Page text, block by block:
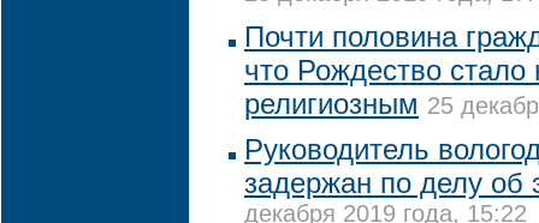
Почти половина
что Рождество стало
религиозным 25
Руководитель
задержан по делу об
декабря 2019 года, 15:22